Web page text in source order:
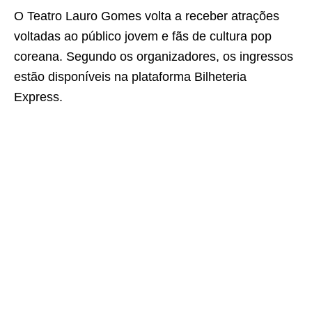
O Teatro Lauro Gomes volta a receber atrações
voltadas ao público jovem e fãs de cultura pop
coreana. Segundo os organizadores, os ingressos
estão disponíveis na plataforma Bilheteria
Express.